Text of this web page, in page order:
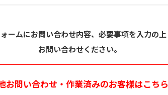
ームにお問い合わせ内容、必要事項を入力の上
お問い合わせください。
お問い合わせ・ 作業済みのお客様はこちら